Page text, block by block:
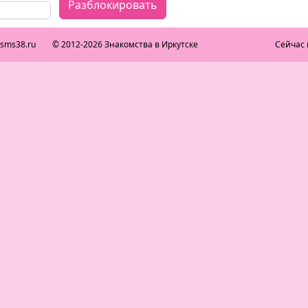
Разблокировать
© 2012-2026 Знакомства в Иркутске Сейчас